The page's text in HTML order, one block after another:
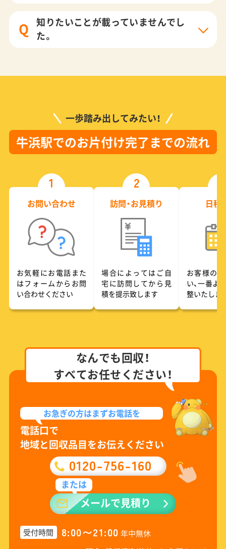
Q
知りたいことが載っていませんでし
た。
一歩踏み出してみたい！
牛浜駅でのお片付け完了までの流れ
1
お問い合わせ
お気軽にお電話また
はフォームからお問
い合わせください
2
訪問・お見積り
場合によってはご自
宅に訪問してから見
積を提示致します
日程
お客様の
い、一番よ
整いたしま
なんでも回収！
すべてお任せください！
お急ぎの方はまずお電話を
電話口で
地域と回収品目をお伝えください
0120-756-160
または
メールで見積り
受付時間 8:00〜21:00 年中無休